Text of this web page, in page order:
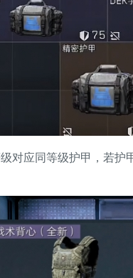
应同等级护甲，若护